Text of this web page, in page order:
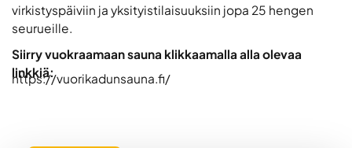
virkistyspäiviin ja yksityistilaisuuksiin jopa 25 hengen
seurueille.
Siirry vuokraamaan sauna klikkaamalla alla olevaa
linkkiä:
https://vuorikadunsauna.fi/